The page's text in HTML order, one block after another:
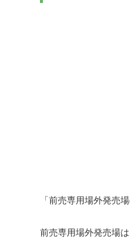
「前売専用場外発売
前売専用場外発売場は